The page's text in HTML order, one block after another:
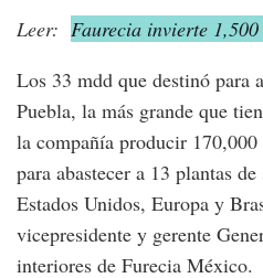
Leer: Faurecia invierte
Los 33 mdd que destinó para
Puebla, la más grande que
la compañía producir 170,000
para abastecer a 13 plantas
Estados Unidos, Europa y
vicepresidente y gerente
interiores de Furecia México.